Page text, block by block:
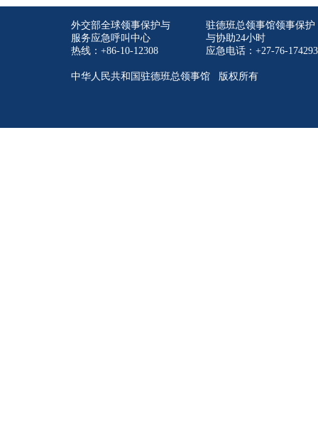
外交部全球领事保护与
服务应急呼叫中心
热线：+86-10-12308
驻德班总领事馆领事保护
与协助24小时
应急电话：+27-76-
中华人民共和国驻德班总领事馆 版权所有